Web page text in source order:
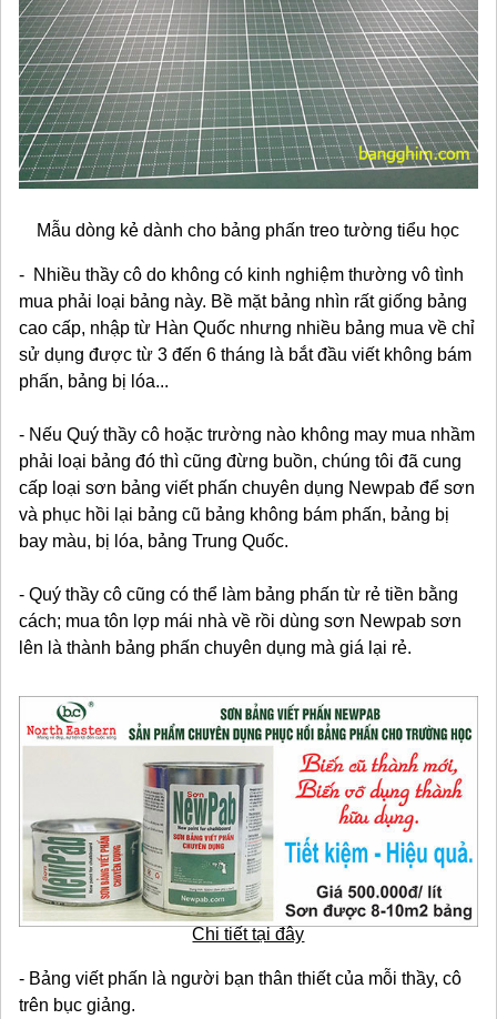
Mẫu dòng kẻ dành cho bảng phấn treo tường tiểu học
- Nhiều thầy cô do không có kinh nghiệm thường vô tình
mua phải loại bảng này. Bề mặt bảng nhìn rất giống bảng
cao cấp, nhập từ Hàn Quốc nhưng nhiều bảng mua về chỉ
sử dụng được từ 3 đến 6 tháng là bắt đầu viết không bám
phấn, bảng bị lóa...
- Nếu Quý thầy cô hoặc trường nào không may mua nhầm
phải loại bảng đó thì cũng đừng buồn, chúng tôi đã cung
cấp loại sơn bảng viết phấn chuyên dụng Newpab để sơn
và phục hồi lại bảng cũ bảng không bám phấn, bảng bị
bay màu, bị lóa, bảng Trung Quốc.
- Quý thầy cô cũng có thể làm bảng phấn từ rẻ tiền bằng
cách; mua tôn lợp mái nhà về rồi dùng sơn Newpab sơn
lên là thành bảng phấn chuyên dụng mà giá lại rẻ.
Chi tiết tại đây
- Bảng viết phấn là người bạn thân thiết của mỗi thầy, cô
trên bục giảng.